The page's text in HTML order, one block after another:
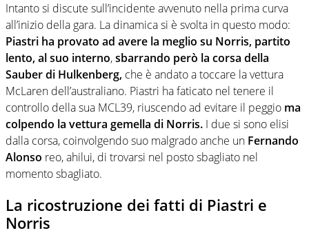
Intanto si discute sull’incidente avvenuto nella prima curva
all’inizio della gara. La dinamica si è svolta in questo modo:
Piastri ha provato ad avere la meglio su Norris, partito
lento, al suo interno,sbarrando però la corsa della
Sauber di Hulkenberg, che è andato a toccare la vettura
McLaren dell’australiano. Piastri ha faticato nel tenere il
controllo della sua MCL39, riuscendo ad evitare il peggio ma
colpendo la vettura gemella di Norris. I due si sono elisi
dalla corsa, coinvolgendo suo malgrado anche un Fernando
Alonso reo, ahilui, di trovarsi nel posto sbagliato nel
momento sbagliato.
La ricostruzione dei fatti di Piastri e
Norris